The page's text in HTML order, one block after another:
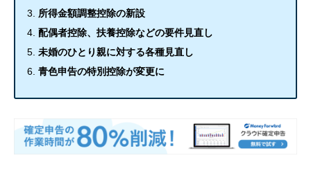
所得金額調整控除の新設
配偶者控除、扶養控除などの要件見直し
未婚のひとり親に対する各種見直し
青色申告の特別控除が変更に